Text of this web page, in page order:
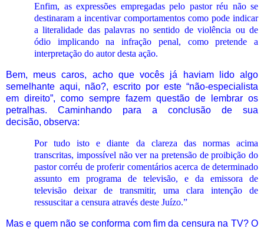
Enfim, as expressões empregadas pelo pastor réu não se
destinaram a incentivar comportamentos como pode indicar
a literalidade das palavras no sentido de violência ou de
ódio implicando na infração penal, como pretende a
interpretação do autor desta ação.
Bem, meus caros, acho que vocês já haviam lido algo
semelhante aqui, não?, escrito por este “não-especialista
em direito”, como sempre fazem questão de lembrar os
petralhas. Caminhando para a conclusão de sua
decisão, observa:
Por tudo isto e diante da clareza das normas acima
transcritas, impossível não ver na pretensão de proibição do
pastor corréu de proferir comentários acerca de determinado
assunto em programa de televisão, e da emissora de
televisão deixar de transmitir, uma clara intenção de
ressuscitar a censura através deste Juízo.”
Mas e quem não se conforma com fim da censura na TV? O